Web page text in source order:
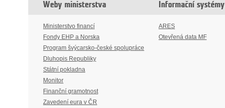
Weby ministerstva
Ministerstvo financí
Fondy EHP a Norska
Program švýcarsko-české spolupráce
Dluhopis Republiky
Státní pokladna
Monitor
Finanční gramotnost
Zavedení eura v ČR
Informační systémy
ARES
Otevřená data MF